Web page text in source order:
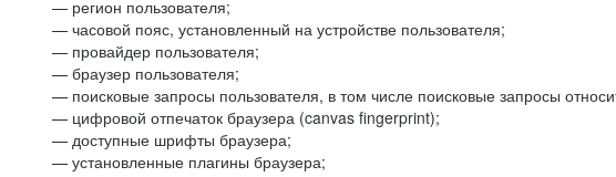
— регион пользователя;
— часовой пояс, установленный на устройстве пользователя;
— провайдер пользователя;
— браузер пользователя;
— поисковые запросы пользователя, в том числе поисковые запросы
— цифровой отпечаток браузера (canvas fingerprint);
— доступные шрифты браузера;
— установленные плагины браузера;